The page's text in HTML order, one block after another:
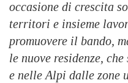
occasione di crescita
territori e insieme
promuovere il bando,
le nuove residenze,
e nelle Alpi dalle zone